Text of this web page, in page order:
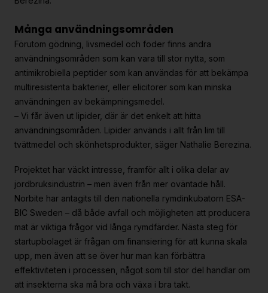
Många användningsområden
Förutom gödning, livsmedel och foder finns andra
användningsområden som kan vara till stor nytta, som
antimikrobiella peptider som kan användas för att bekämpa
multiresistenta bakterier, eller elicitorer som kan minska
användningen av bekämpningsmedel.
– Vi får även ut lipider, där är det enkelt att hitta
användningsområden. Lipider används i allt från lim till
tvättmedel och skönhetsprodukter, säger Nathalie Berezina.
Projektet har väckt intresse, framför allt i olika delar av
jordbruksindustrin – men även från mer oväntade håll.
Norbite har antagits till den nationella rymdinkubatorn ESA-
BIC Sweden – då både avfall och möjligheten att producera
mat är viktiga frågor vid långa rymdfärder. Nästa steg för
startupbolaget är frågan om finansiering för att kunna skala
upp, men även att se över hur man kan förbättra
effektiviteten i processen, något som till stor del handlar om
att insekterna ska må bra och växa i bra takt.